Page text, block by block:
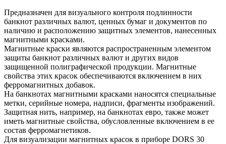
Предназначен для визуального контроля подлинности
банкнот различных валют, ценных бумаг и документов по
наличию и расположению защитных элементов, нанесенных
магнитными красками.
Магнитные краски являются распространенным элементом
защиты банкнот различных валют и других видов
защищенной полиграфической продукции. Магнитные
свойства этих красок обеспечиваются включением в них
ферромагнитных добавок.
На банкнотах магнитными красками наносятся специальные
метки, серийные номера, надписи, фрагменты изображений.
Защитная нить, например, на банкнотах евро, также может
иметь магнитные свойства, обусловленные включением в ее
состав ферромагнетиков.
Для визуализации магнитных красок в приборе DORS 30